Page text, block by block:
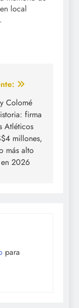
local
Colomé
firma
Atléticos
millones,
más alto
2026
para